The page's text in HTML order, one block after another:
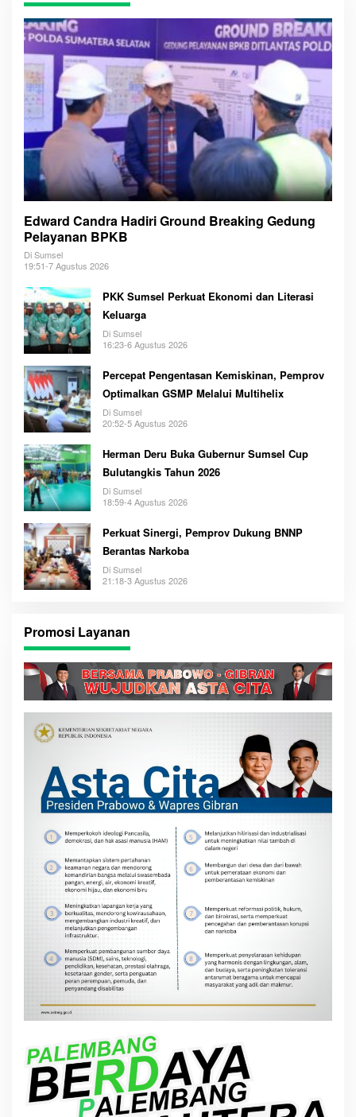
Edward Candra Hadiri Ground Breaking Gedung
Pelayanan BPKB
Di Sumsel
19:51-7 Agustus 2026
PKK Sumsel Perkuat Ekonomi dan Literasi
Keluarga
Di Sumsel
16:23-6 Agustus 2026
Percepat Pengentasan Kemiskinan, Pemprov
Optimalkan GSMP Melalui Multihelix
Di Sumsel
20:52-5 Agustus 2026
Herman Deru Buka Gubernur Sumsel Cup
Bulutangkis Tahun 2026
Di Sumsel
18:59-4 Agustus 2026
Perkuat Sinergi, Pemprov Dukung BNNP
Berantas Narkoba
Di Sumsel
21:18-3 Agustus 2026
Promosi Layanan